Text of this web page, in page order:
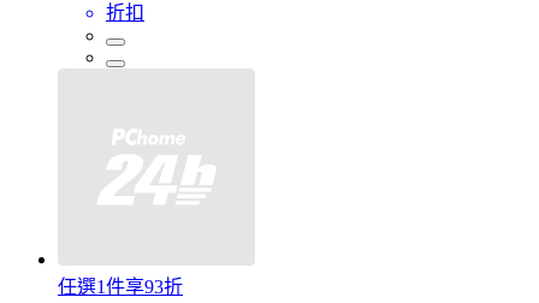
折扣
任選1件享93折